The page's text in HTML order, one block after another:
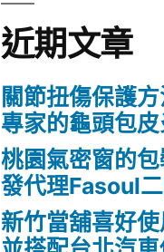
近期文章
關節扭傷保護
專家的龜頭包
桃園氣密窗的
發代理Fasoul
新竹當舖喜好